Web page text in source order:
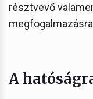
résztvevő
A